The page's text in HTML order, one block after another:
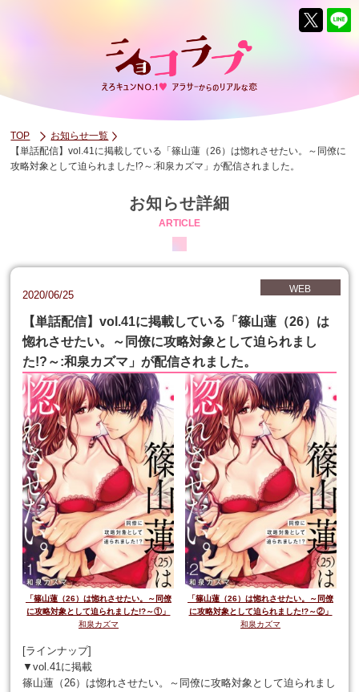
TOP
お知らせ一覧
【単話配信】vol.41に掲載している「篠山蓮（26）は惚れさせたい。～同僚に
攻略対象として迫られました!?～:和泉カズマ」が配信されました。
お知らせ詳細
ARTICLE
2020/06/25 WEB
【単話配信】vol.41に掲載している「篠山蓮（26）は
惚れさせたい。～同僚に攻略対象として迫られまし
た!?～:和泉カズマ」が配信されました。
「篠山蓮（26）は惚れさせたい。～同僚
に攻略対象として迫られました!?～①」
和泉カズマ
「篠山蓮（26）は惚れさせたい。～同僚
に攻略対象として迫られました!?～②」
和泉カズマ
[ラインナップ]
▼vol.41に掲載
篠山蓮（26）は惚れさせたい。～同僚に攻略対象として迫られまし